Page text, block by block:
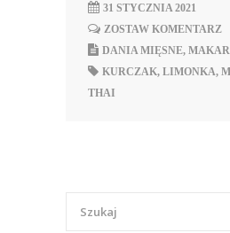
31 STYCZNIA 2021
ZOSTAW KOMENTARZ
DANIA MIĘSNE,
KURCZAK, LIMONKA,
THAI